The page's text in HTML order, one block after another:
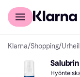
Kuluttajille
Klarna/Shopping/